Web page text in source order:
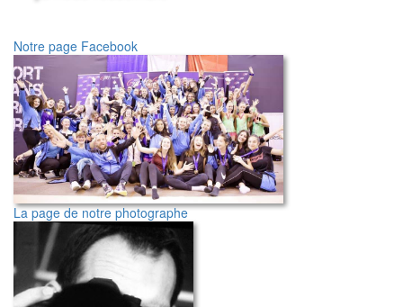
Notre page Facebook
La page de notre photographe